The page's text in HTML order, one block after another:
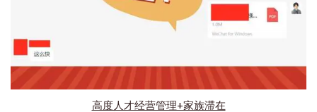
高度人才经营管理+家族滞在